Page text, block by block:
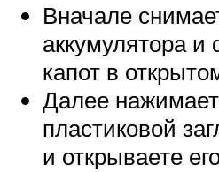
Вначале
аккумулятора и
капот в
Далее
пластиковой
и открываете